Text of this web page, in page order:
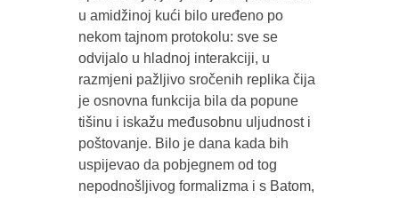
u amidžinoj kući bilo uređeno po
nekom tajnom protokolu: sve se
odvijalo u hladnoj interakciji, u
razmjeni pažljivo sročenih replika čija
je osnovna funkcija bila da popune
tišinu i iskažu međusobnu uljudnost i
poštovanje. Bilo je dana kada bih
uspijevao da pobjegnem od tog
nepodnošljivog formalizma i s Batom,